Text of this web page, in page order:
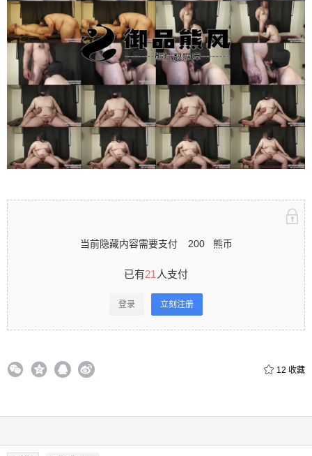
当前隐藏内容需要支付 200 熊币
已有21 人支付
登录 立刻注册
12 收藏
ペーン その１
当前隐藏内容需要支付200熊币 已有21人支付 登录
立刻注册 0 收藏